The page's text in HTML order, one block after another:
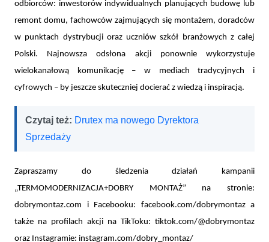
odbiorców: inwestorów indywidualnych planujących budowę lub
remont domu, fachowców zajmujących się montażem, doradców
w punktach dystrybucji oraz uczniów szkół branżowych z całej
Polski. Najnowsza odsłona akcji ponownie wykorzystuje
wielokanałową komunikację – w mediach tradycyjnych i
cyfrowych – by jeszcze skuteczniej docierać z wiedzą i inspiracją.
Czytaj też: Drutex ma nowego Dyrektora
Sprzedaży
Zapraszamy do śledzenia działań
kampanii
„TERMOMODERNIZACJA+DOBRY MONTAŻ” na stronie:
dobrymontaz.com i Facebooku: facebook.com/dobrymontaz a
także na profilach akcji na TikToku: tiktok.com/@dobrymontaz
oraz Instagramie: instagram.com/dobry_montaz/